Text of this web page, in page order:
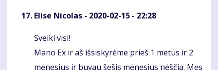
Elise Nicolas - 2020-02-15 - 22:28
Komentaras
Sveiki visi!
Mano Ex ir aš išsiskyrėme prieš 1 metus ir 2
mėnesius ir buvau šešis mėnesius nėščia. Mes